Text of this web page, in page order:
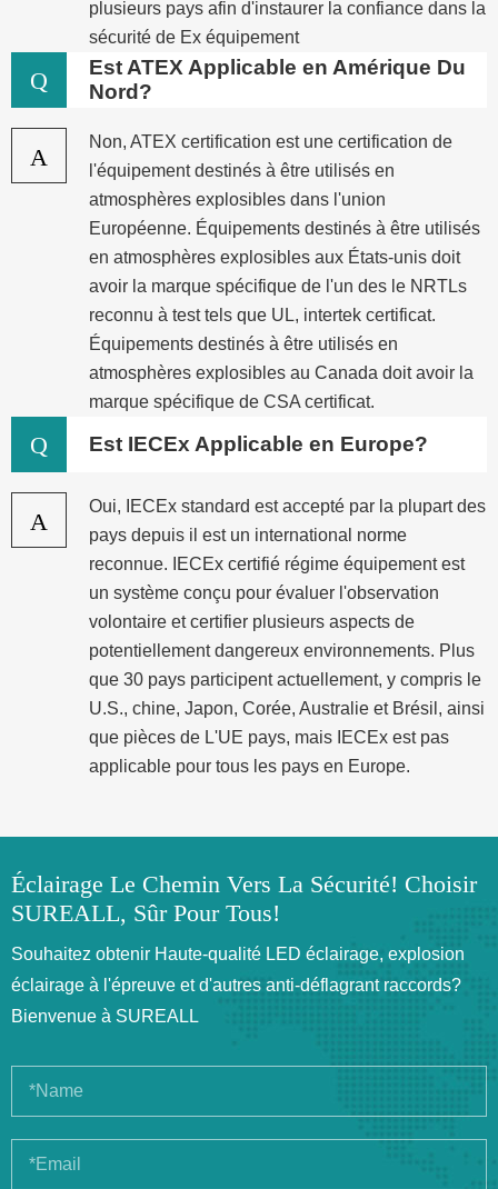
plusieurs pays afin d'instaurer la confiance dans la
sécurité de Ex équipement
Q
Est ATEX Applicable en Amérique Du
Nord?
A
Non, ATEX certification est une certification de
l'équipement destinés à être utilisés en
atmosphères explosibles dans l'union
Européenne. Équipements destinés à être utilisés
en atmosphères explosibles aux États-unis doit
avoir la marque spécifique de l'un des le NRTLs
reconnu à test tels que UL, intertek certificat.
Équipements destinés à être utilisés en
atmosphères explosibles au Canada doit avoir la
marque spécifique de CSA certificat.
Q Est IECEx Applicable en Europe?
A
Oui, IECEx standard est accepté par la plupart des
pays depuis il est un international norme
reconnue. IECEx certifié régime équipement est
un système conçu pour évaluer l'observation
volontaire et certifier plusieurs aspects de
potentiellement dangereux environnements. Plus
que 30 pays participent actuellement, y compris le
U.S., chine, Japon, Corée, Australie et Brésil, ainsi
que pièces de L'UE pays, mais IECEx est pas
applicable pour tous les pays en Europe.
Éclairage Le Chemin Vers La Sécurité! Choisir
SUREALL, Sûr Pour Tous!
Souhaitez obtenir Haute-qualité LED éclairage, explosion
éclairage à l'épreuve et d'autres anti-déflagrant raccords?
Bienvenue à SUREALL